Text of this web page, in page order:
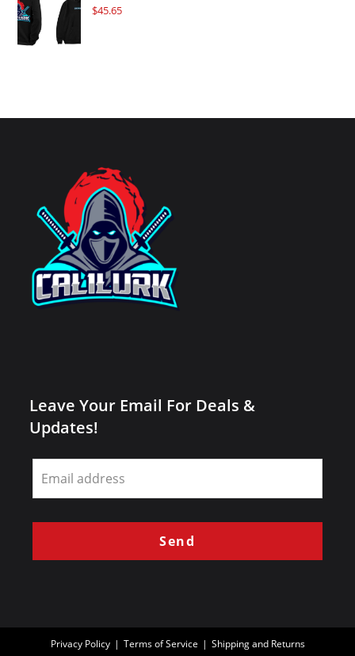
$45.65
Leave Your Email For Deals &
Updates!
Leave
this
field
blank
Send
Privacy Policy Terms of Service Shipping and Returns